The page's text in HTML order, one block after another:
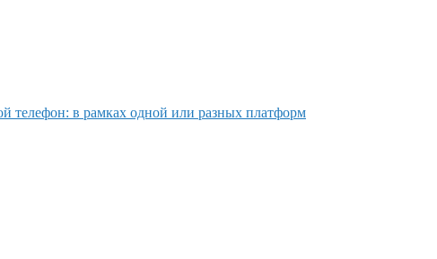
телефон: в рамках одной или разных платформ